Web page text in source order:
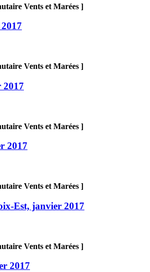
Vents et Marées ]
Vents et Marées ]
2017
Vents et Marées ]
2017
Vents et Marées ]
Est, janvier 2017
Vents et Marées ]
2017